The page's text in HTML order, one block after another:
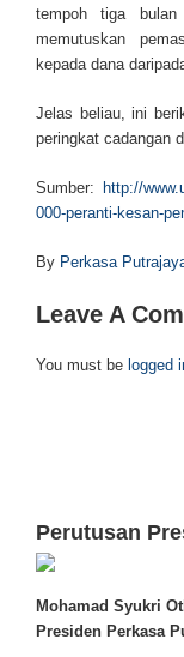
tempoh tiga bulan
memutuskan
kepada dana
Jelas beliau, ini
peringkat cadangan
Sumber:
http://
000-peranti-kesan-
By Perkasa
Leave A
You must be logged
Perutusan
Mohamad Syukri
Presiden Perkasa